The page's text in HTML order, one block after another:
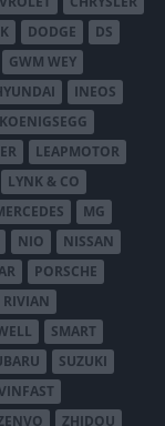
DODGE
DS
GWM WEY
INEOS
KOENIGSEGG
LEAPMOTOR
LYNK & CO
MG
NIO
NISSAN
PORSCHE
RIVIAN
SMART
SUZUKI
ZHIDOU